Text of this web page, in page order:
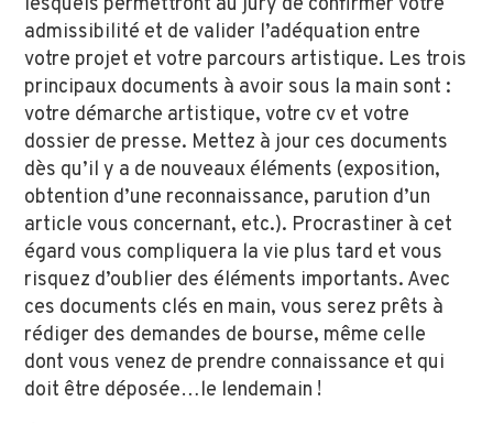
admissibilité et de valider l’adéquation entre
votre projet et votre parcours artistique. Les trois
principaux documents à avoir sous la main sont :
votre démarche artistique, votre cv et votre
dossier de presse. Mettez à jour ces documents
dès qu’il y a de nouveaux éléments (exposition,
obtention d’une reconnaissance, parution d’un
article vous concernant, etc.). Procrastiner à cet
égard vous compliquera la vie plus tard et vous
risquez d’oublier des éléments importants. Avec
ces documents clés en main, vous serez prêts à
rédiger des demandes de bourse, même celle
dont vous venez de prendre connaissance et qui
doit être déposée…le lendemain !